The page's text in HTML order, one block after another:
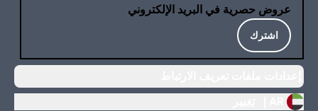
عروض حصرية في البريد الإلكتروني
اشترك